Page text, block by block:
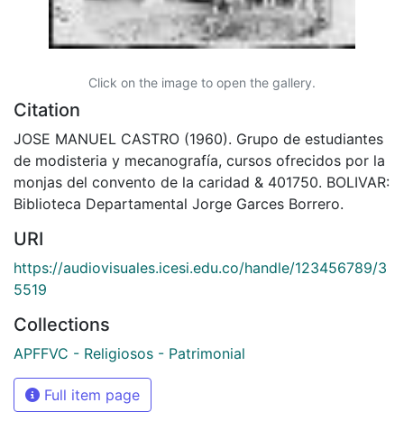
Click on the image to open the gallery.
Citation
JOSE MANUEL CASTRO (1960). Grupo de estudiantes
de modisteria y mecanografía, cursos ofrecidos por la
monjas del convento de la caridad & 401750. BOLIVAR:
Biblioteca Departamental Jorge Garces Borrero.
URI
https://audiovisuales.icesi.edu.co/handle/123456789/3
5519
Collections
APFFVC - Religiosos - Patrimonial
Full item page